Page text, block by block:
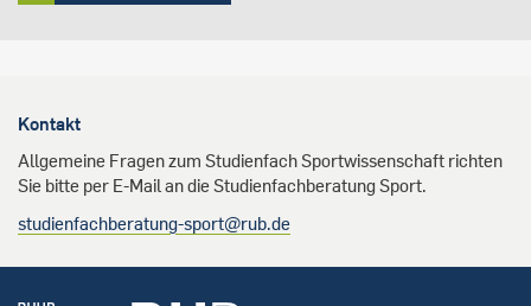
Kontakt
Allgemeine Fragen zum Studienfach Sportwissenschaft richten
Sie bitte per E-Mail an die Studienfachberatung Sport.
studienfachberatung-sport@rub.de